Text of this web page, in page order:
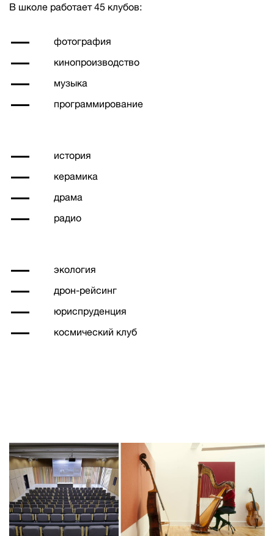
В школе работает 45 клубов:
фотография
кинопроизводство
музыка
программирование
история
керамика
драма
радио
экология
дрон-рейсинг
юриспруденция
космический клуб